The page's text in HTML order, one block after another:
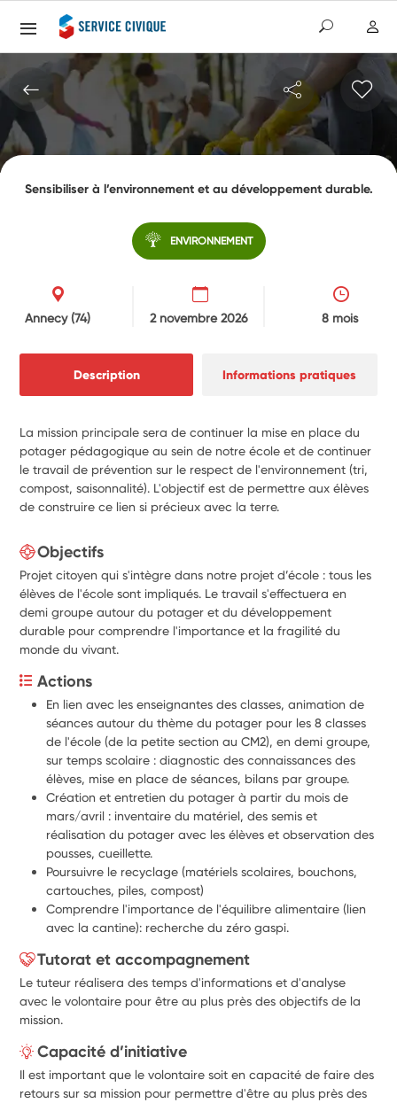
Sensibiliser à l’environnement et au développement durable.
ENVIRONNEMENT
Annecy(74) 2 novembre 2026 8 mois
Description Informations pratiques
La mission principale sera de continuer la mise en place du
potager pédagogique au sein de notre école et de continuer
le travail de prévention sur le respect de l'environnement (tri,
compost, saisonnalité). L'objectif est de permettre aux élèves
de construire ce lien si précieux avec la terre.
Objectifs
Projet citoyen qui s'intègre dans notre projet d’école : tous les
élèves de l'école sont impliqués. Le travail s'effectuera en
demi groupe autour du potager et du développement
durable pour comprendre l'importance et la fragilité du
monde du vivant.
Actions
En lien avec les enseignantes des classes, animation de
séances autour du thème du potager pour les 8 classes
de l'école (de la petite section au CM2), en demi groupe,
sur temps scolaire : diagnostic des connaissances des
élèves, mise en place de séances, bilans par groupe.
Création et entretien du potager à partir du mois de
mars/avril : inventaire du matériel, des semis et
réalisation du potager avec les élèves et observation des
pousses, cueillette.
Poursuivre le recyclage (matériels scolaires, bouchons,
cartouches, piles, compost)
Comprendre l'importance de l'équilibre alimentaire (lien
avec la cantine): recherche du zéro gaspi.
Tutorat et accompagnement
Le tuteur réalisera des temps d'informations et d'analyse
avec le volontaire pour être au plus près des objectifs de la
mission.
Capacité d’initiative
Il est important que le volontaire soit en capacité de faire des
retours sur sa mission pour permettre d'être au plus près des